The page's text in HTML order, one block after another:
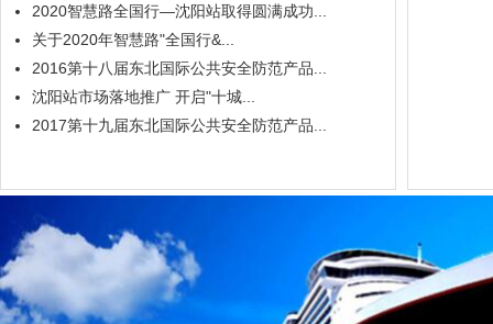
2020智慧路全国行—沈阳站取得圆满成功...
关于2020年智慧路"全国行&...
2016第十八届东北国际公共安全防范产品...
沈阳站市场落地推广 开启"十城...
2017第十九届东北国际公共安全防范产品...